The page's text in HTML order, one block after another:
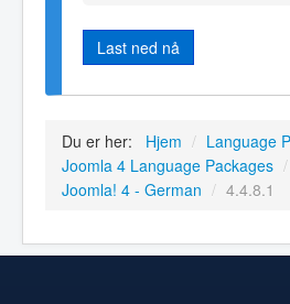
Last ned nå
Du er her: Hjem / Language
Joomla 4 Language Packages /
Joomla! 4 - German / 4.4.8.1